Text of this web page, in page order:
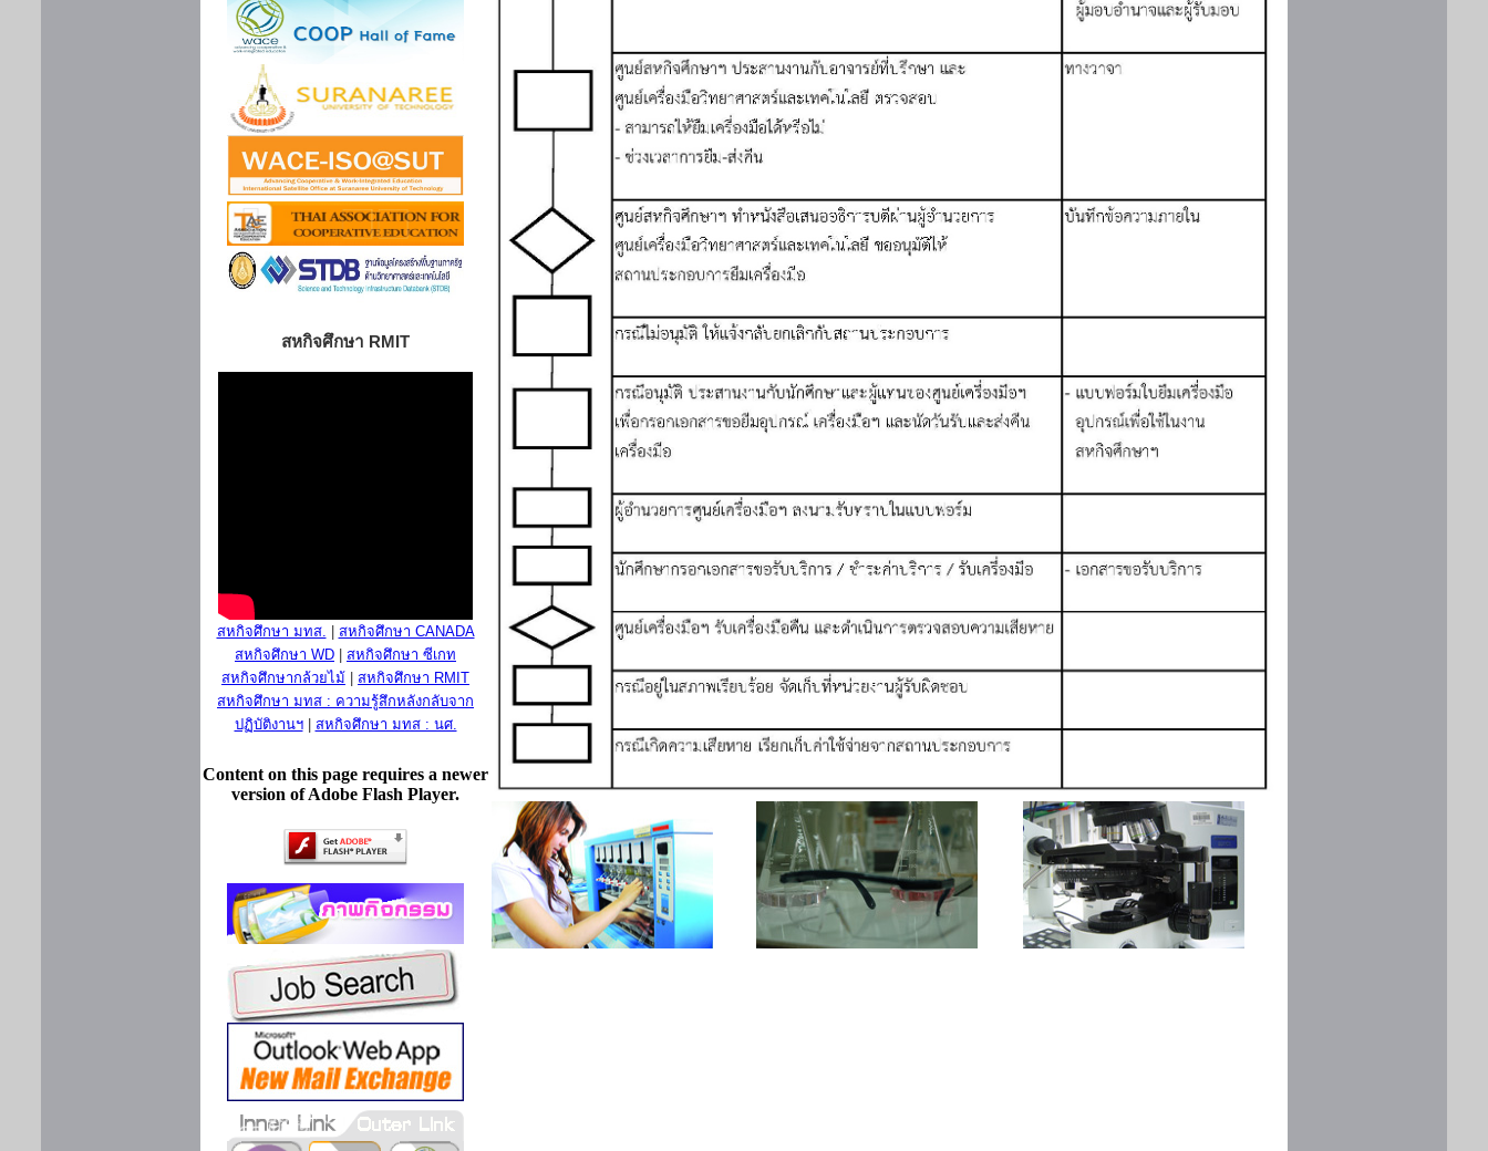
สหกิจศึกษา RMIT
สหกิจศึกษา มทส.
สหกิจศึกษา CANADA
สหกิจศึกษา WD
สหกิจศึกษา ซีเกท
สหกิจศึกษากล้วยไม้
สหกิจศึกษา RMIT
สหกิจศึกษา มทส : ความรู้สึกหลังกลับจาก
ปฏิบัติงานฯ| สหกิจศึกษา มทส : นศ.
Content on this page requires a newer
version of Adobe Flash Player.